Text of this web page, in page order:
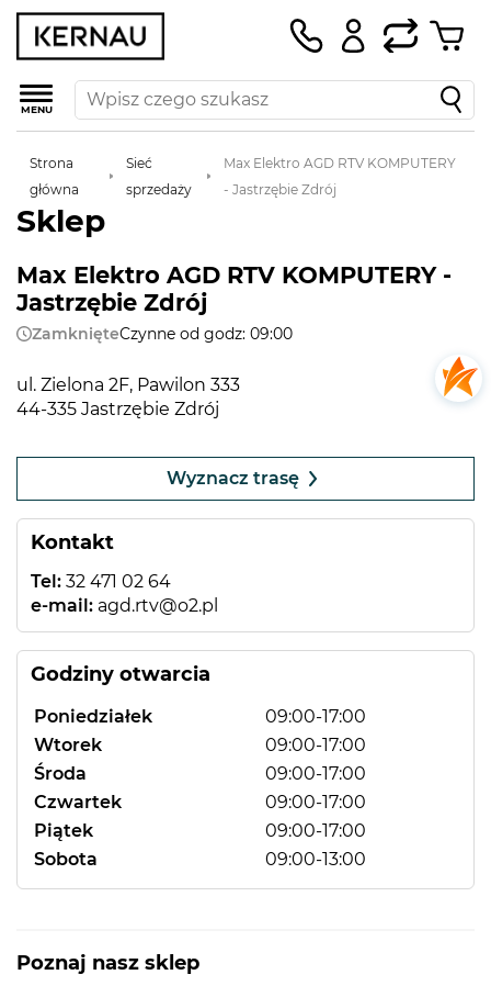
MENU
Strona
główna
Sieć
sprzedaży
Max Elektro AGD RTV KOMPUTERY
- Jastrzębie Zdrój
Sklep
Max Elektro AGD RTV KOMPUTERY -
Jastrzębie Zdrój
ZamknięteCzynne od godz: 09:00
ul. Zielona 2F, Pawilon 333
44-335 Jastrzębie Zdrój
Kontakt
Tel: 32 471 02 64
e-mail: agd.rtv@o2.pl
Godziny otwarcia
Poniedziałek
09:00-17:00
Wtorek
09:00-17:00
Środa
09:00-17:00
Czwartek
09:00-17:00
Piątek
09:00-17:00
Sobota
09:00-13:00
−
Wyznacz trasę
Poznaj nasz sklep